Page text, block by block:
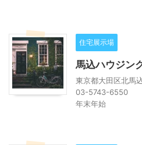
住宅展示場
馬込ハウジン
東京都大田区北馬
03-5743-6550
年末年始